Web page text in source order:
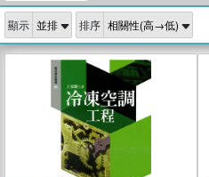
念華
孩：
顯示 排序